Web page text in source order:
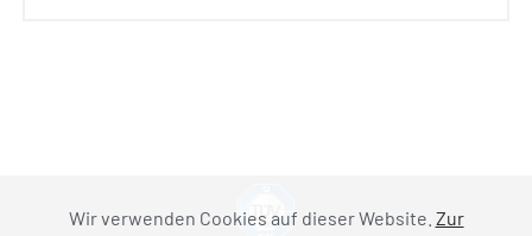
Wir verwenden Cookies auf dieser Website. Zur